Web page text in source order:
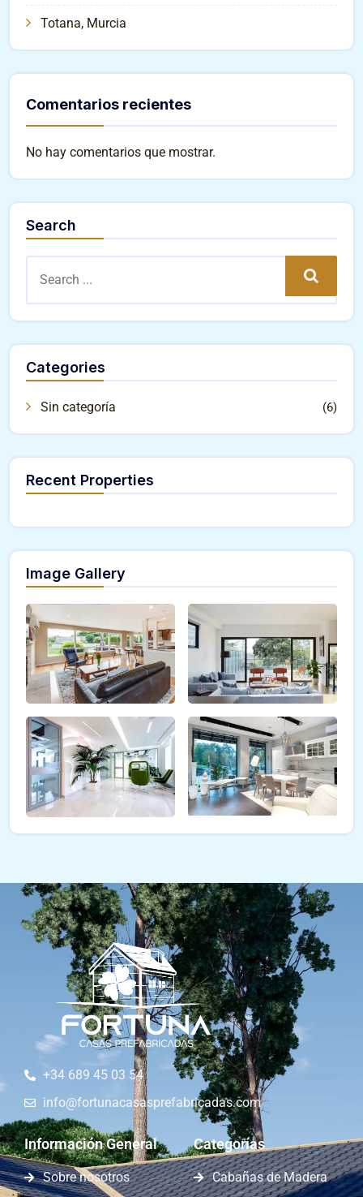
Totana, Murcia
Comentarios recientes
No hay comentarios que mostrar.
Search
Search
Categories
Sin categoría (6)
Recent Properties
Image Gallery
+34 689 45 03 54
info@fortunacasasprefabricadas.com
Información General
Sobre nosotros
Categorías
Cabañas de Madera